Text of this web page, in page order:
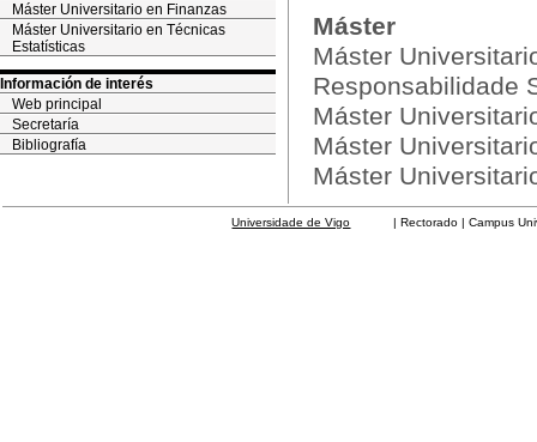
Máster Universitario en Finanzas
Máster Universitario en Técnicas
Estatísticas
Información de interés
Web principal
Secretaría
Bibliografía
Máster
Máster
Responsabilidade
Máster
Máster
Máster
Universidade de Vigo | Rectorado | Campus